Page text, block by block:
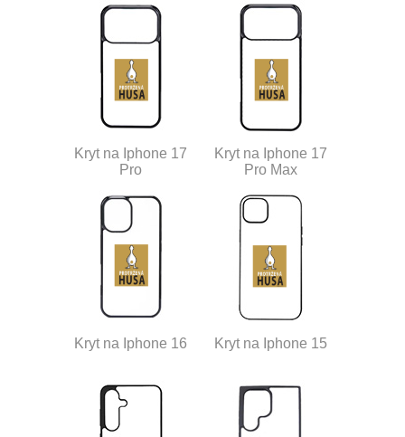
Kryt na Iphone 17
Pro
Kryt na Iphone 17
Pro Max
Kryt na Iphone 16 Kryt na Iphone 15